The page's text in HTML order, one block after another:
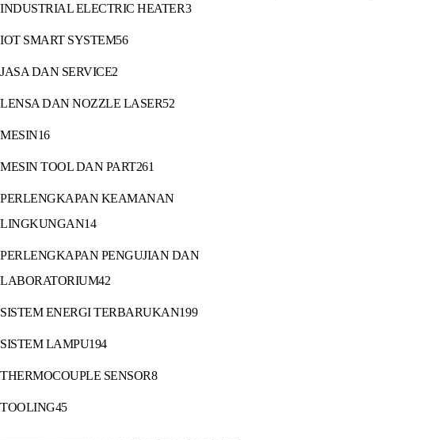
INDUSTRIAL ELECTRIC HEATER3
IOT SMART SYSTEM56
JASA DAN SERVICE2
LENSA DAN NOZZLE LASER52
MESIN16
MESIN TOOL DAN PART261
PERLENGKAPAN KEAMANAN
LINGKUNGAN14
PERLENGKAPAN PENGUJIAN DAN
LABORATORIUM42
SISTEM ENERGI TERBARUKAN199
SISTEM LAMPU194
THERMOCOUPLE SENSOR8
TOOLING45